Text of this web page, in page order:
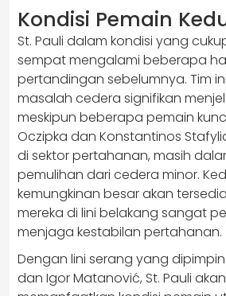
Kondisi Pemain
St. Pauli dalam kondisi yang
sempat mengalami beberapa
pertandingan sebelumnya. Tim
masalah cedera signifikan
meskipun beberapa pemain
Oczipka dan Konstantinos
di sektor pertahanan, masih
pemulihan dari cedera minor.
kemungkinan besar akan
mereka di lini belakang sangat
menjaga kestabilan pertahanan.
Dengan lini serang yang
dan Igor Matanović, St. Pauli